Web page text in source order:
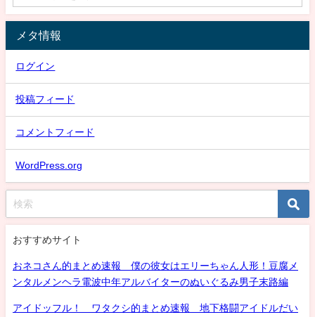
メタ情報
ログイン
投稿フィード
コメントフィード
WordPress.org
おすすめサイト
おネコさん的まとめ速報 僕の彼女はエリーちゃん人形！豆腐メ
ンタルメンヘラ電波中年アルバイターのぬいぐるみ男子末路編
アイドッフル！ ワタクシ的まとめ速報 地下格闘アイドルだい